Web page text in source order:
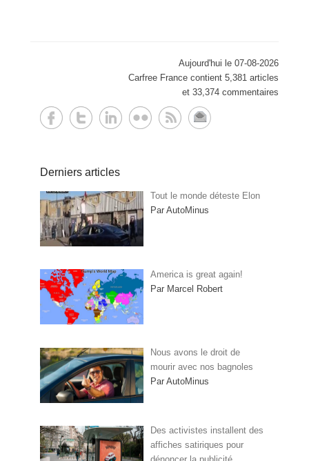
Aujourd'hui le 07-08-2026
Carfree France contient 5,381 articles
et 33,374 commentaires
Derniers articles
Tout le monde déteste Elon
Par AutoMinus
America is great again!
Par Marcel Robert
Nous avons le droit de
mourir avec nos bagnoles
Par AutoMinus
Des activistes installent des
affiches satiriques pour